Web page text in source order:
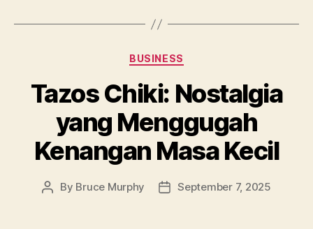
Categories
BUSINESS
Tazos Chiki: Nostalgia
yang Menggugah
Kenangan Masa Kecil
Post
By Bruce Murphy
PostSeptember 7, 2025